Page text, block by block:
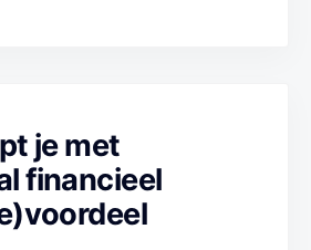
je met
financieel